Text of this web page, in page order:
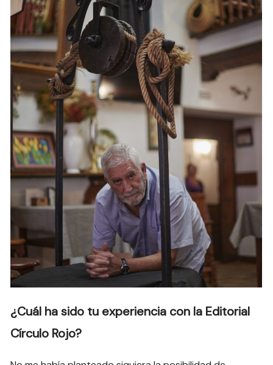
¿Cuál ha sido tu experiencia con la Editorial
Círculo Rojo?